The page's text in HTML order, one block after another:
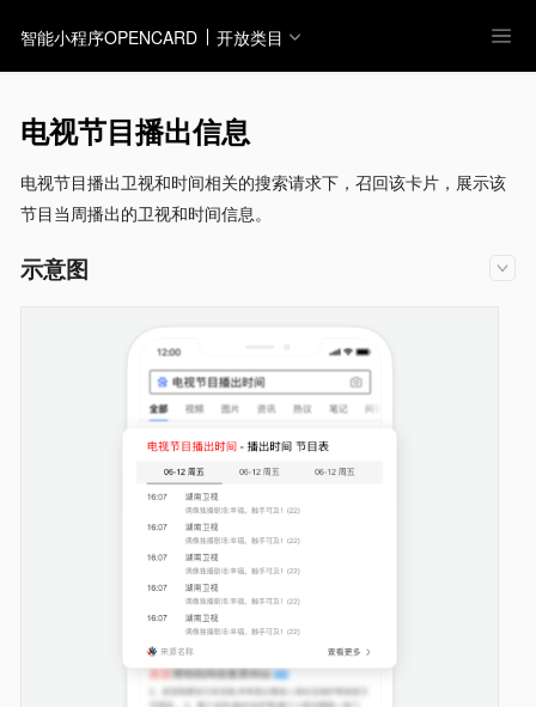
智能小程序OPENCARD 开放类目
电视节目播出信息
电视节目播出卫视和时间相关的搜索请求下，召回该卡片，展示该
节目当周播出的卫视和时间信息。
示意图